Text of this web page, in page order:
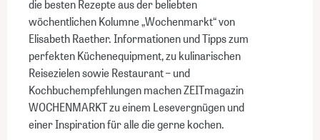
die besten Rezepte aus der beliebten
wöchentlichen Kolumne „Wochenmarkt“ von
Elisabeth Raether. Informationen und Tipps zum
perfekten Küchenequipment, zu kulinarischen
Reisezielen sowie Restaurant – und
Kochbuchempfehlungen machen ZEITmagazin
WOCHENMARKT zu einem Lesevergnügen und
einer Inspiration für alle die gerne kochen.